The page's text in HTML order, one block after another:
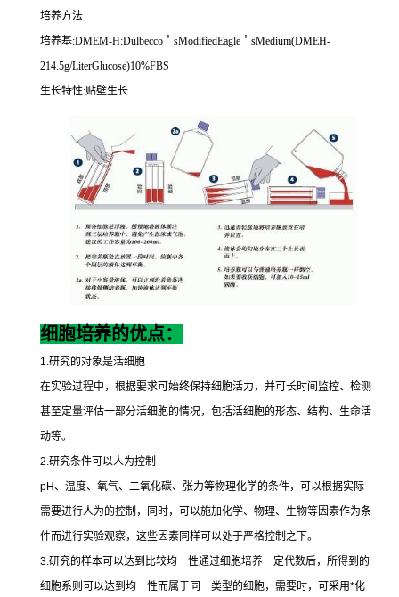
培养方法
培养基:DMEM-H:Dulbecco ＇ sModifiedEagle ＇ sMedium(DMEH-
214.5g/LiterGlucose)10%FBS
生长特性:贴壁生长
细胞培养的优点：
1.研究的对象是活细胞
在实验过程中，根据要求可始终保持细胞活力，并可长时间监控、检测
甚至定量评估一部分活细胞的情况，包括活细胞的形态、结构、生命活
动等。
2.研究条件可以人为控制
pH、温度、氧气、二氧化碳、张力等物理化学的条件，可以根据实际
需要进行人为的控制，同时，可以施加化学、物理、生物等因素作为条
件而进行实验观察，这些因素同样可以处于严格控制之下。
3.研究的样本可以达到比较均一性通过细胞培养一定代数后，所得到的
细胞系则可以达到均一性而属于同一类型的细胞，需要时，可采用*化